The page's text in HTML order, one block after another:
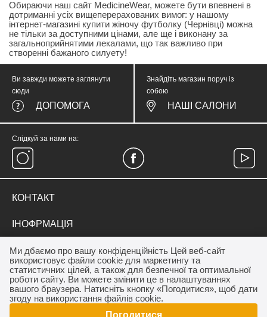
Обираючи наш сайт MedicineWear, можете бути впевнені в
дотриманні усіх вищеперерахованих вимог: у нашому
інтернет-магазині купити жіночу футболку (Чернівці) можна
не тільки за доступними цінами, але ще і виконану за
загальноприйнятими лекалами, що так важливо при
створенні бажаного силуету!
Ми дбаємо про вашу конфіденційність Цей веб-сайт
використовує файли cookie для маркетингу та
статистичних цілей, а також для безпечної та оптимальної
роботи сайту. Ви можете змінити це в налаштуваннях
вашого браузера. Натисніть кнопку «Погодитися», щоб дати
згоду на використання файлів cookie.
Погодитися
Ви завжди можете заглянути
сюди
ДОПОМОГА
Знайдіть магазин поруч із
собою
НАШІ САЛОНИ
Слідкуй за нами на:
КОНТАКТ
medicinewear@gmail.com
ІНОФРМАЦІЯ
Контакт
Франшиза салону MEDICINE
ДЛЯ КЛІЄНТА
Акції
Програма лояльності
Дропшиппінг
ОПЛАТА / ДОСТАВКА
Як купити
Договір публічної оферти